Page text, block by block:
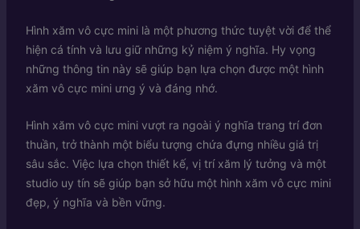
Hình xăm vô cực mini là một phương thức tuyệt vời để thể
hiện cá tính và lưu giữ những kỷ niệm ý nghĩa. Hy vọng
những thông tin này sẽ giúp bạn lựa chọn được một hình
xăm vô cực mini ưng ý và đáng nhớ.
Hình xăm vô cực mini vượt ra ngoài ý nghĩa trang trí đơn
thuần, trở thành một biểu tượng chứa đựng nhiều giá trị
sâu sắc. Việc lựa chọn thiết kế, vị trí xăm lý tưởng và một
studio uy tín sẽ giúp bạn sở hữu một hình xăm vô cực mini
đẹp, ý nghĩa và bền vững.